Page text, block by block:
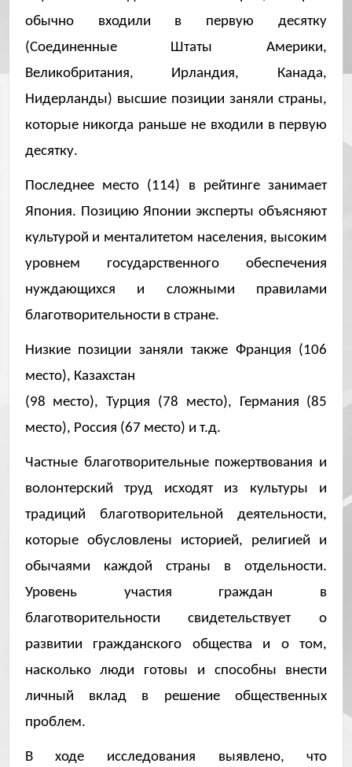
обычно входили в первую десятку
(Соединенные Штаты Америки,
Великобритания, Ирландия, Канада,
Нидерланды) высшие позиции заняли страны,
которые никогда раньше не входили в первую
десятку.
Последнее место (114) в рейтинге занимает
Япония. Позицию Японии эксперты объясняют
культурой и менталитетом населения, высоким
уровнем государственного обеспечения
нуждающихся и сложными правилами
благотворительности в стране.
Низкие позиции заняли также Франция (106
место), Казахстан
(98 место), Турция (78 место), Германия (85
место), Россия (67 место) и т.д.
Частные благотворительные пожертвования и
волонтерский труд исходят из культуры и
традиций благотворительной деятельности,
которые обусловлены историей, религией и
обычаями каждой страны в отдельности.
Уровень участия граждан в
благотворительности свидетельствует о
развитии гражданского общества и о том,
насколько люди готовы и способны внести
личный вклад в решение общественных
проблем.
В ходе исследования выявлено, что